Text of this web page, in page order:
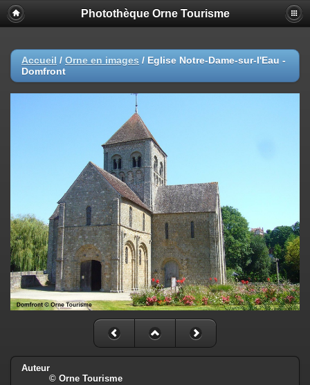
Photothèque Orne Tourisme
Accueil / Orne en images / Eglise Notre-Dame-sur-l'Eau -
Domfront
Auteur
© Orne Tourisme